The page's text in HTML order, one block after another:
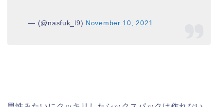
— (@nasfuk_l9) November 10, 2021